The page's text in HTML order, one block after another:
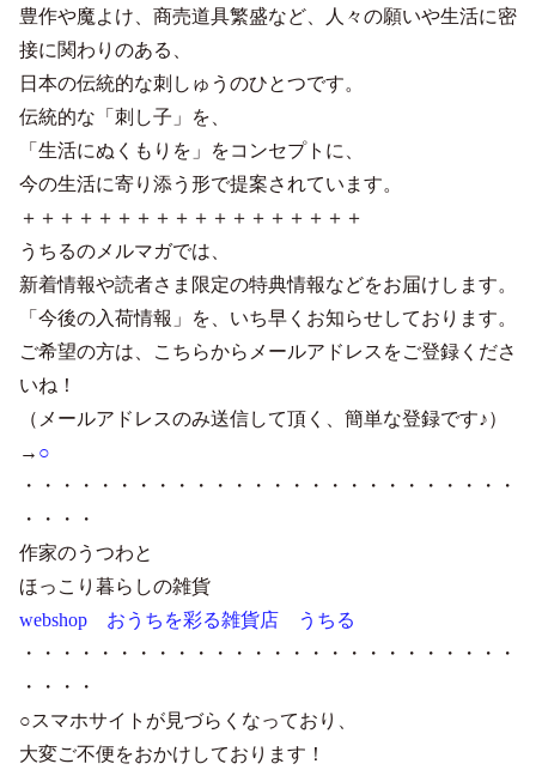
豊作や魔よけ、商売道具繁盛など、人々の願いや生活に密
接に関わりのある、
日本の伝統的な刺しゅうのひとつです。
伝統的な「刺し子」を、
「生活にぬくもりを」をコンセプトに、
今の生活に寄り添う形で提案されています。
＋＋＋＋＋＋＋＋＋＋＋＋＋＋＋＋＋＋
うちるのメルマガでは、
新着情報や読者さま限定の特典情報などをお届けします。
「今後の入荷情報」を、いち早くお知らせしております。
ご希望の方は、こちらからメールアドレスをご登録くださ
いね！
（メールアドレスのみ送信して頂く、簡単な登録です♪）
→ ○
・・・・・・・・・・・・・・・・・・・・・・・・・・
・・・・
作家のうつわと
ほっこり暮らしの雑貨
webshop おうちを彩る雑貨店 うちる
・・・・・・・・・・・・・・・・・・・・・・・・・・
・・・・
○スマホサイトが見づらくなっており、
大変ご不便をおかけしております！